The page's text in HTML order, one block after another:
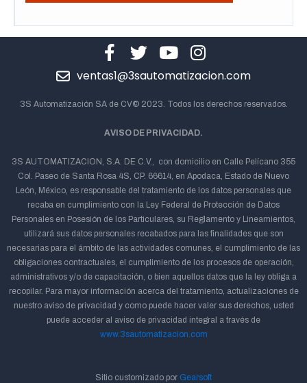
ventas1@3sautomatizacion.com
3S Automatización SA de CV© 2023. Todos los derechos reservados.
AVISO DE PRIVACIDAD.
3S AUTOMATIZACION, S.A. DE C.V., con domicilio en Calle Pelícano 355
Col. Paseo de Santa Rosa 4S, CP. 66614, en Apodaca, Estado de Nuevo
León, México, es responsable del tratamiento de los datos personales que
recaba en cumplimiento con la Ley Federal de Protección de Datos
Personales en Posesión de los Particulares, su Reglamento y Lineamientos,
utilizará sus datos personales recabados para las finalidades que son
necesarias para el ámbito de las actividades comunes, el cumplimiento de las
obligaciones contractuales, el cumplimiento de los procesos de operación,
administrativos y/o de capacitación, o bien aquellos datos que la ley obliga a
recopilar. Para mayor información acerca del tratamiento, actualizaciones de
nuestro aviso de privacidad y como puede hacer valer sus derechos, usted
puede acceder al aviso de privacidad integral a través de
www.3sautomatizacion.com
Sitio customizado por Gearsoft